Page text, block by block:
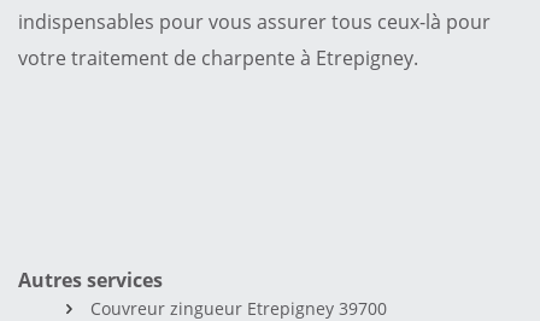
indispensables pour vous assurer tous ceux-là pour
votre traitement de charpente à Etrepigney.
Autres services
Couvreur zingueur Etrepigney 39700